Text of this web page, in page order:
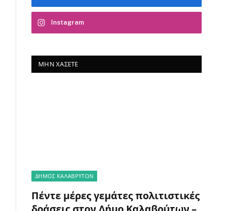
Instagram
ΜΗΝ ΧΆΣΕΤΕ
ΔΗΜΟΣ ΚΑΛΑΒΡΥΤΩΝ
Πέντε μέρες γεμάτες πολιτιστικές